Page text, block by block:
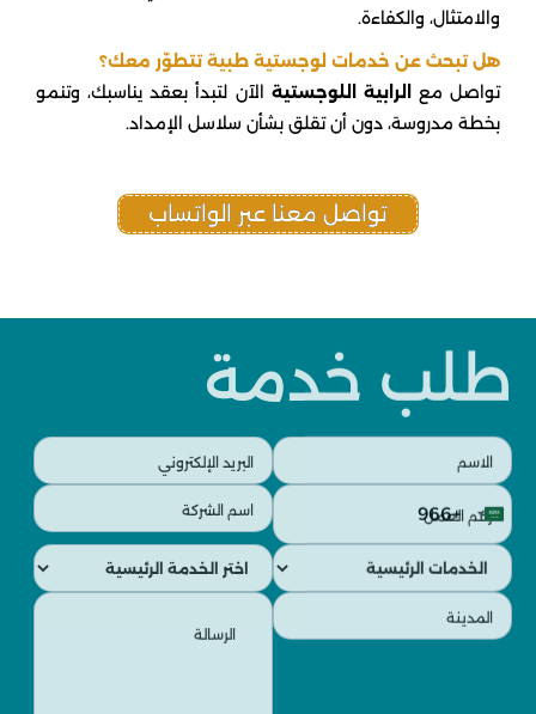
والامتثال، والكفاءة.
هل تبحث عن خدمات لوجستية طبية تتطوّر معك؟
تواصل مع
الرابية اللوجستية الآن لتبدأ بعقد يناسبك، وتنمو
بخطة مدروسة، دون أن تقلق بشأن سلاسل الإمداد.
تواصل معنا عبر الواتساب
طلب خدمة
الاسم
(مطلوب)
البريد
الإلكتروني
(مطلوب)
رقم
العمل
(مطلوب)
Saudi
Arabia
+966
+966
اسم
الشركة
(مطلوب)
الخدمات
الرئيسية
(مطلوب)
الخدمات
الفرعية
(مطلوب)
المدينة
الرسالة